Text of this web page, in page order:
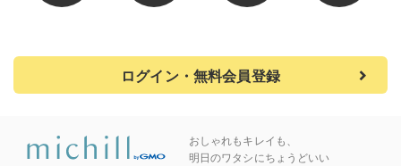
ログイン・無料会員登録
おしゃれもキレイも、
明日のワタシにちょうどいい